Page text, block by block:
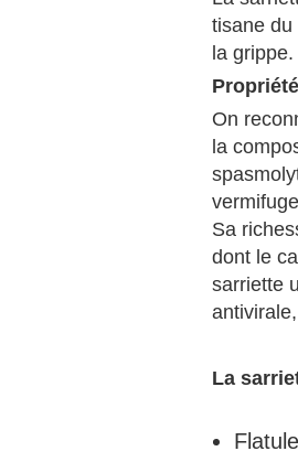
tisane du
la grippe.
On
la
Sa
dont le
sarriette
La